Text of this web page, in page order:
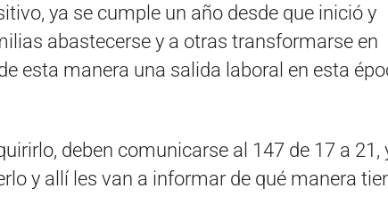
ya se cumple un año desde que inició y
abastecerse y a otras transformarse en
esta manera una salida laboral en esta
deben comunicarse al 147 de 17 a 21,
y allí les van a informar de qué manera